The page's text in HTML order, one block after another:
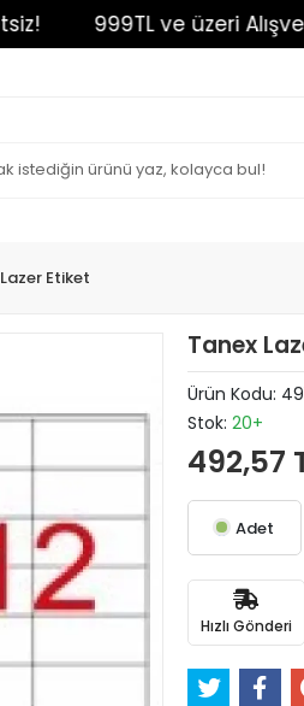
999TL ve üzeri
Lazer Etiket
Tanex
Ürün Kodu:
Stok: 20+
492,57
Adet
Hızlı Gönderi